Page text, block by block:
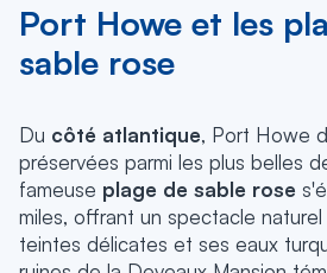
Port Howe et les
sable rose
Du côté atlantique, Port Howe
préservées parmi les plus belles
fameuse plage de sable rose
miles, offrant un spectacle
teintes délicates et ses eaux